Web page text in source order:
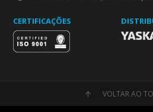
CERTIFICAÇÕES
VOLTAR AO